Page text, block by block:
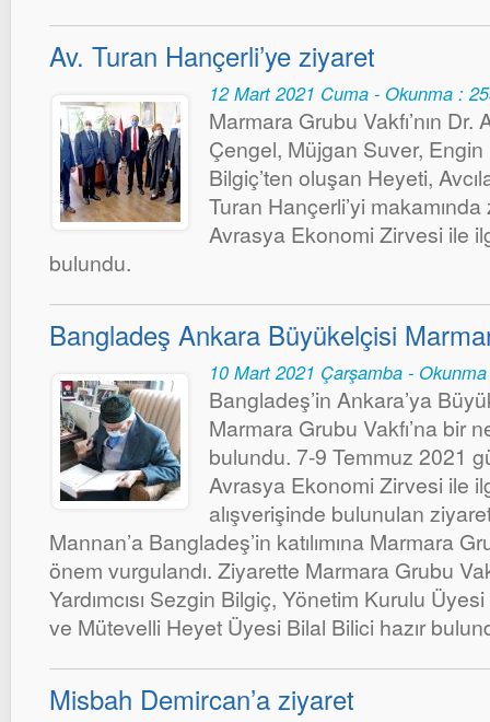
Av. Turan Hançerli’ye ziyaret
12 Mart 2021 Cuma - Okunma :
Marmara Grubu Vakfı’nın
Çengel, Müjgan Suver,
Bilgiç’ten oluşan Heyeti,
Turan Hançerli’yi
Avrasya Ekonomi Zirvesi ile
bulundu.
Bangladeş Ankara Büyükelçisi
10 Mart 2021 Çarşamba -
Bangladeş’in Ankara’ya
Marmara Grubu Vakfı’na bir
bulundu. 7-9 Temmuz 2021
Avrasya Ekonomi Zirvesi ile
alışverişinde bulunulan
Mannan’a Bangladeş’in katılımına Marmara
önem vurgulandı. Ziyarette Marmara Grubu
Yardımcısı Sezgin Bilgiç, Yönetim Kurulu
ve Mütevelli Heyet Üyesi Bilal Bilici hazır
Misbah Demircan’a ziyaret